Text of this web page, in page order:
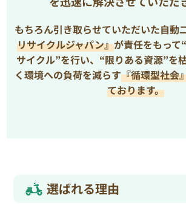
もちろん引き取らせていただいた自動
リサイクルジャパン』が責任をもって
サイクル”を行い、 “限りある資源”を
く環境への負荷を減らす『循環型社会
ております。
選ばれる理由